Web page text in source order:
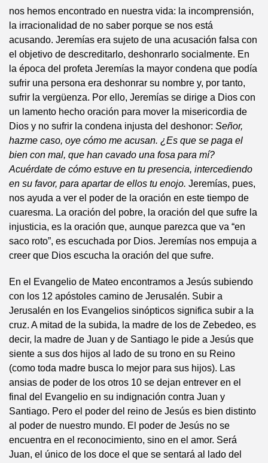
nos hemos encontrado en nuestra vida: la incomprensión,
la irracionalidad de no saber porque se nos está
acusando. Jeremías era sujeto de una acusación falsa con
el objetivo de descreditarlo, deshonrarlo socialmente. En
la época del profeta Jeremías la mayor condena que podía
sufrir una persona era deshonrar su nombre y, por tanto,
sufrir la vergüenza. Por ello, Jeremías se dirige a Dios con
un lamento hecho oración para mover la misericordia de
Dios y no sufrir la condena injusta del deshonor: Señor,
hazme caso, oye cómo me acusan. ¿Es que se paga el
bien con mal, que han cavado una fosa para mí?
Acuérdate de cómo estuve en tu presencia, intercediendo
en su favor, para apartar de ellos tu enojo. Jeremías, pues,
nos ayuda a ver el poder de la oración en este tiempo de
cuaresma. La oración del pobre, la oración del que sufre la
injusticia, es la oración que, aunque parezca que va “en
saco roto”, es escuchada por Dios. Jeremías nos empuja a
creer que Dios escucha la oración del que sufre.
En el Evangelio de Mateo encontramos a Jesús subiendo
con los 12 apóstoles camino de Jerusalén. Subir a
Jerusalén en los Evangelios sinópticos significa subir a la
cruz. A mitad de la subida, la madre de los de Zebedeo, es
decir, la madre de Juan y de Santiago le pide a Jesús que
siente a sus dos hijos al lado de su trono en su Reino
(como toda madre busca lo mejor para sus hijos). Las
ansias de poder de los otros 10 se dejan entrever en el
final del Evangelio en su indignación contra Juan y
Santiago. Pero el poder del reino de Jesús es bien distinto
al poder de nuestro mundo. El poder de Jesús no se
encuentra en el reconocimiento, sino en el amor. Será
Juan, el único de los doce el que se sentará al lado del